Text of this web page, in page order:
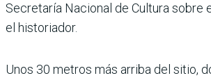
Secretaría Nacional de Cul­tura sobre
el historiador.
Unos 30 metros más arriba del sitio,